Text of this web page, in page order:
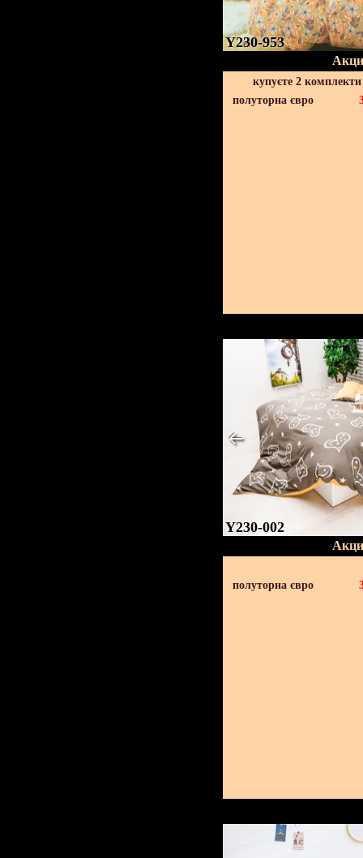
Y230-953
купуєте 2
полуторна євро
Y230-002
полуторна євро